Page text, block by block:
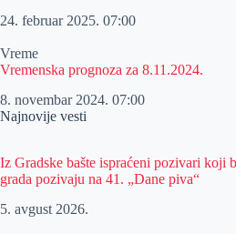
24. februar 2025. 07:00
Vreme
Vremenska prognoza za 8.11.2024.
8. novembar 2024. 07:00
Najnovije vesti
Iz Gradske bašte ispraćeni pozivari koji
grada pozivaju na 41. „Dane piva“
5. avgust 2026.